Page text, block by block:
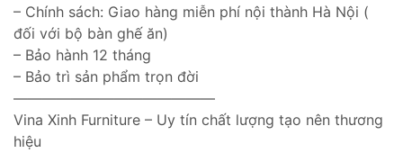
– Chính sách: Giao hàng miễn phí nội thành Hà Nội (
đối với bộ bàn ghế ăn)
– Bảo hành 12 tháng
– Bảo trì sản phẩm trọn đời
——————————————
Vina Xinh Furniture – Uy tín chất lượng tạo nên thương
hiệu